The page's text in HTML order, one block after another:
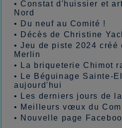
• Constat d'huissier et
Nord
•
Du neuf au Comité !
•
Décès de Christine
•Jeu de piste 2024 créé
Merlin
•
La briqueterie Chimot
•
Le Béguinage Sainte-
aujourd'hui
•
Les derniers jours de
• Meilleurs vœux du
• Nouvelle page